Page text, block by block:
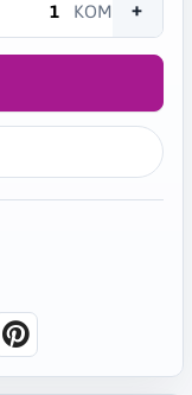
KOM +